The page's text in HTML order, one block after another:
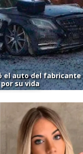
el auto del fabricante
su vida